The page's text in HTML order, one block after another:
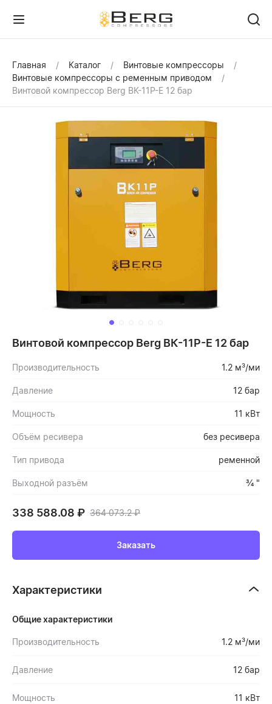
Главная Каталог
Винтовые компрессоры
Винтовые компрессоры с ременным приводом
Винтовой компрессор Berg ВК-11Р-Е 12 бар
Винтовой компрессор Berg ВК-11Р-Е 12 бар
Производительность 1.2 м³/ми
Давление 12 бар
Мощность 11 кВт
Объём ресивера без ресивера
Тип привода ременной
Выходной разъём ¾ "
338 588.08 ₽ 364 073.2₽
Заказать
Характеристики
Общие характеристики
Производительность 1.2 м³/ми
Давление 12 бар
Мощность 11 кВт